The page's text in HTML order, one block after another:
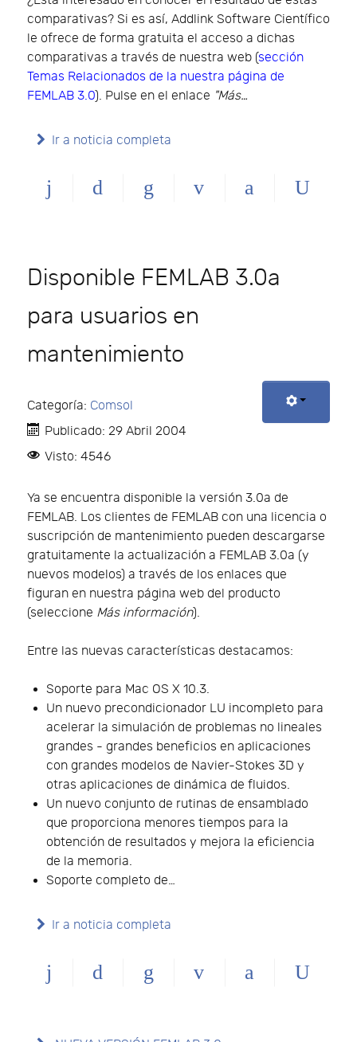
comparativas? Si es así, Addlink Software Científico
le ofrece de forma gratuita el acceso a dichas
comparativas a través de nuestra web (sección
Temas Relacionados de la nuestra página de
FEMLAB 3.0). Pulse en el enlace "Más…
Ir a noticia completa
Disponible FEMLAB 3.0a
para usuarios en
mantenimiento
Categoría: Comsol
Publicado: 29 Abril 2004
Visto: 4546
Ya se encuentra disponible la versión 3.0a de
FEMLAB. Los clientes de FEMLAB con una licencia o
suscripción de mantenimiento pueden descargarse
gratuitamente la actualización a FEMLAB 3.0a (y
nuevos modelos) a través de los enlaces que
figuran en nuestra página web del producto
(seleccione Más información).
Entre las nuevas características destacamos:
Soporte para Mac OS X 10.3.
Un nuevo precondicionador LU incompleto para
acelerar la simulación de problemas no lineales
grandes - grandes beneficios en aplicaciones
con grandes modelos de Navier-Stokes 3D y
otras aplicaciones de dinámica de fluidos.
Un nuevo conjunto de rutinas de ensamblado
que proporciona menores tiempos para la
obtención de resultados y mejora la eficiencia
de la memoria.
Soporte completo de…
Ir a noticia completa